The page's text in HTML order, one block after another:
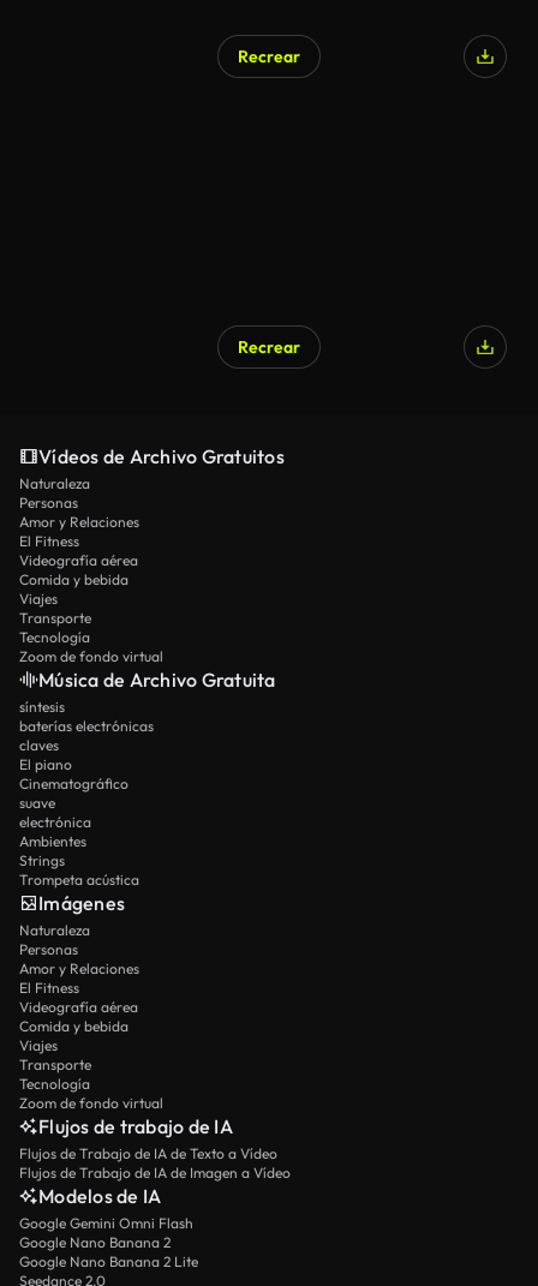
Recrear
Recrear
Vídeos de Archivo Gratuitos
Naturaleza
Personas
Amor y Relaciones
El Fitness
Videografía aérea
Comida y bebida
Viajes
Transporte
Tecnología
Zoom de fondo virtual
Música de Archivo Gratuita
síntesis
baterías electrónicas
claves
El piano
Cinematográfico
suave
electrónica
Ambientes
Strings
Trompeta acústica
Imágenes
Naturaleza
Personas
Amor y Relaciones
El Fitness
Videografía aérea
Comida y bebida
Viajes
Transporte
Tecnología
Zoom de fondo virtual
Flujos de trabajo de IA
Flujos de Trabajo de IA de Texto a Vídeo
Flujos de Trabajo de IA de Imagen a Vídeo
Modelos de IA
Google Gemini Omni Flash
Google Nano Banana 2
Google Nano Banana 2 Lite
Seedance 2.0